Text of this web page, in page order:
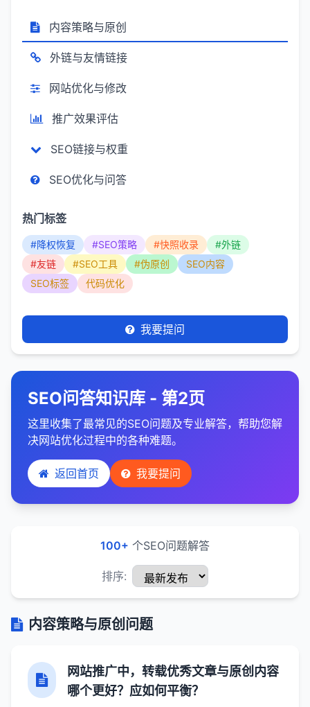
内容策略与原创
外链与友情链接
网站优化与修改
推广效果评估
SEO链接与权重
SEO优化与问答
热门标签
#降权恢复 #SEO策略 #快照收录
#外链
#友链
#SEO工具 #伪原创
SEO内容
SEO标签
代码优化
我要提问
SEO问答知识库 - 第2页
这里收集了最常见的SEO问题及专业解答，帮助您解
决网站优化过程中的各种难题。
返回首页 我要提问
100+ 个SEO问题解答
排序:
内容策略与原创问题
网站推广中，转载优秀文章与原创内容
哪个更好？应如何平衡？